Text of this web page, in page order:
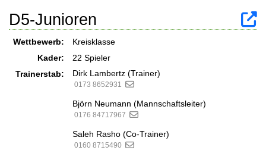
D5-Junioren
Wettbewerb:
Kreisklasse
Kader:
22 Spieler
Trainerstab:
Dirk Lambertz (Trainer)
0173 8652931
Björn Neumann (Mannschaftsleiter)
0176 84717967
Saleh Rasho (Co-Trainer)
0160 8715490